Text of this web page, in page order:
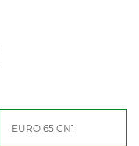
EURO 65 CN1